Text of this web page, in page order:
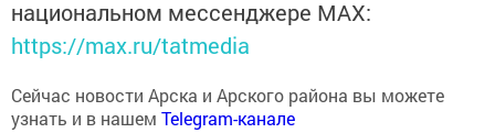
https://max.ru/tatmedia
Сейчас новости Арска и Арского района вы можете
узнать и в нашемTelegram-канале